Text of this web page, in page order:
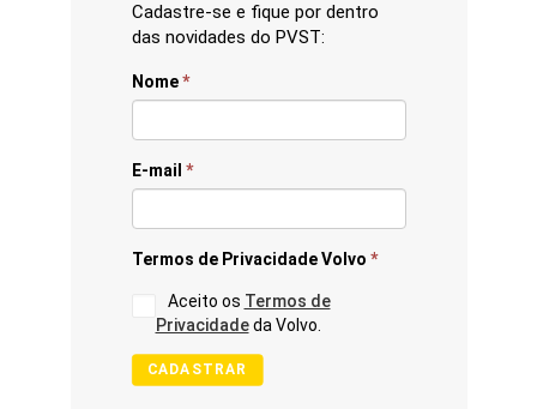
Cadastre-se e fique por dentro
das novidades do PVST:
Nome*
E-mail *
Termos de Privacidade Volvo *
Aceito os Termos de
Privacidadeda Volvo.
CADASTRAR